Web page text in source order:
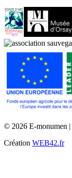
© 2026 E-monumen |
Création WEB42.fr